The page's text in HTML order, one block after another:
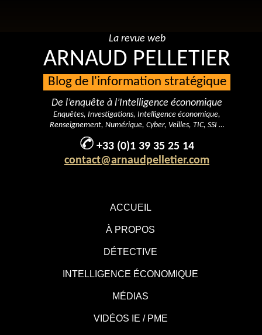
ACCUEIL
À PROPOS
DÉTECTIVE
INTELLIGENCE ÉCONOMIQUE
MÉDIAS
VIDÉOS IE / PME
La revue web
ARNAUD PELLETIER
Blog de l'information stratégique
De l’enquête à l’Intelligence économique
Enquêtes, Investigations, Intelligence économique,
Renseignement, Numérique, Cyber, Veilles, TIC, SSI …
+33 (0)1 39 35 25 14
contact@arnaudpelletier.com